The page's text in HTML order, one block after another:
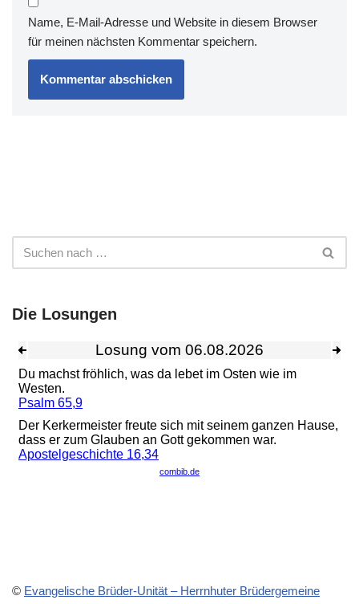
Name, E-Mail-Adresse und Website in diesem Browser
für meinen nächsten Kommentar speichern.
Die Losungen
© Evangelische Brüder-Unität – Herrnhuter Brüdergemeine